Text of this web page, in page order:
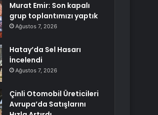
Murat Emir: Son kapalı
grup toplantımızı yaptık
Ağustos 7, 2026
Hatay’da Sel Hasarı
İncelendi
Ağustos 7, 2026
Çinli Otomobil Üreticileri
Avrupa’da Satışlarını